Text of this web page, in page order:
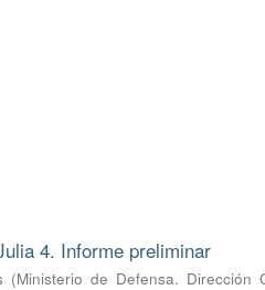
4. Informe preliminar
(Ministerio de Defensa. Dirección